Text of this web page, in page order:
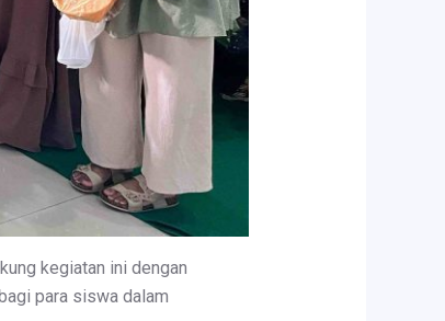
kegiatan ini dengan
para siswa dalam